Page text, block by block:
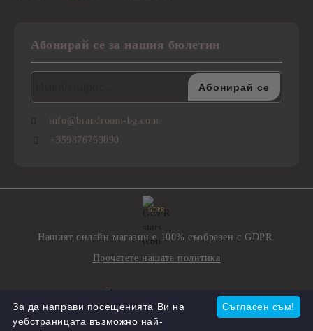
Абонирай се за нашия бюлетин
info@brandroom-bg.com
+359876753090
GDPR
Нашият онлайн магазин е 100% съобразен с GDPR.
Прочетете нашата политика
Съгласен съм!
За да направи посещенията Ви на
уебстраницата възможно най-